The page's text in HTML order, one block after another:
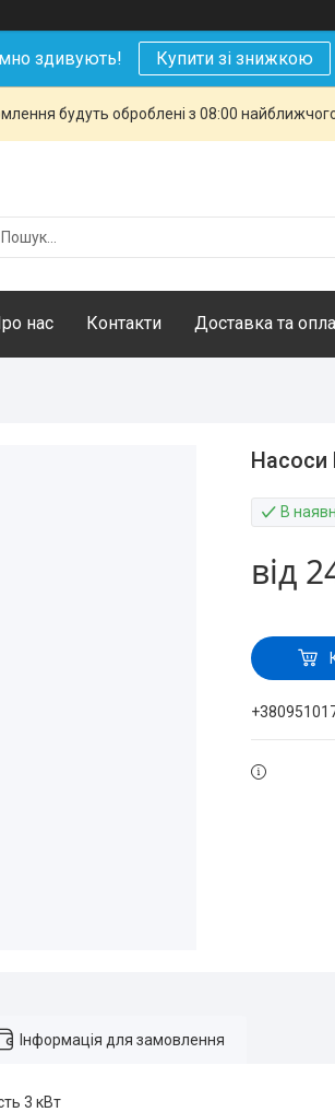
здивують! Купити зі знижкою
будуть оброблені з 08:00
нас Контакти Доставка та
В
від
Інформація для замовлення
3 кВт